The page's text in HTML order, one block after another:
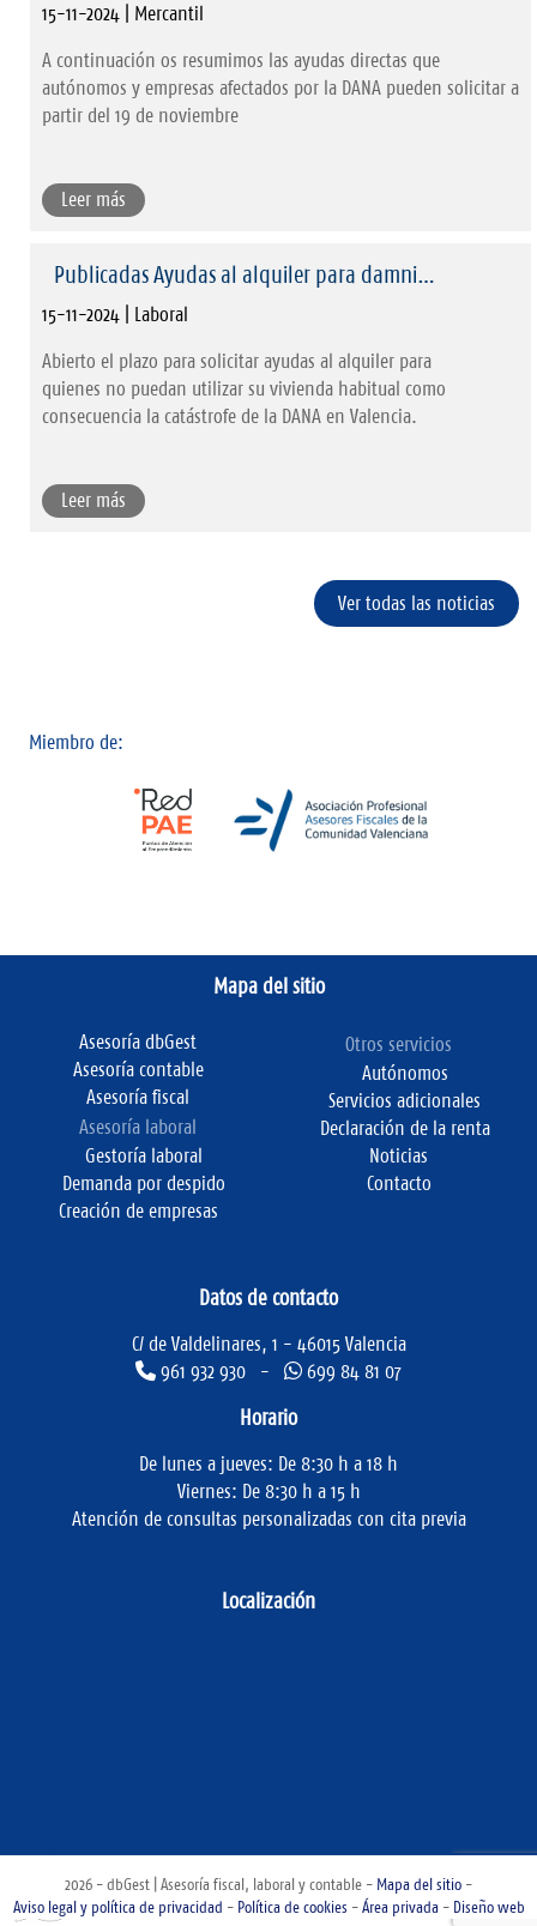
15-11-2024 | Mercantil
A continuación os resumimos las ayudas directas que
autónomos y empresas afectados por la DANA pueden solicitar a
partir del 19 de noviembre
Leer más
Publicadas Ayudas al alquiler para damni…
15-11-2024 | Laboral
Abierto el plazo para solicitar ayudas al alquiler para
quienes no puedan utilizar su vivienda habitual como
consecuencia la catástrofe de la DANA en Valencia.
Leer más
Ver todas las noticias
Miembro de:
Mapa del sitio
Asesoría dbGest
Asesoría contable
Asesoría fiscal
Asesoría laboral
Gestoría laboral
Demanda por despido
Creación de empresas
Otros servicios
Autónomos
Servicios adicionales
Declaración de la renta
Noticias
Contacto
Datos de contacto
C/ de Valdelinares, 1 - 46015 Valencia
961 932 930 -
699 84 81 07
Horario
De lunes a jueves: De 8:30 h a 18 h
Viernes: De 8:30 h a 15 h
Atención de consultas personalizadas con cita previa
Localización
2026 - dbGest | Asesoría fiscal, laboral y contable - Mapa del sitio -
Aviso legal y política de privacidad - Política de cookies -Área privada- Diseño web